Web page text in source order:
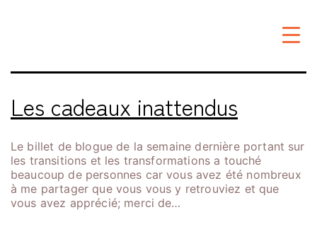
Les cadeaux inattendus
Le billet de blogue de la semaine dernière portant sur
les transitions et les transformations a touché
beaucoup de personnes car vous avez été nombreux
à me partager que vous vous y retrouviez et que
vous avez apprécié; merci de…